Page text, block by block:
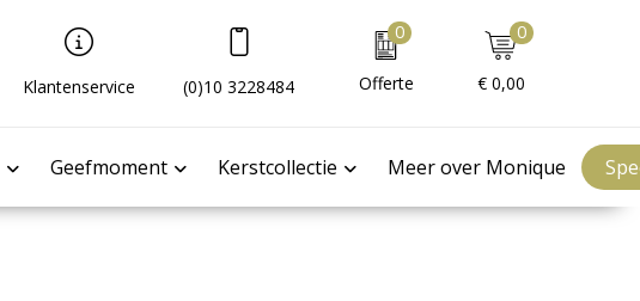
Klantenservice (0)10 3228484
0
Offerte
0
€ 0,00
Geefmoment Kerstcollectie Meer over Monique